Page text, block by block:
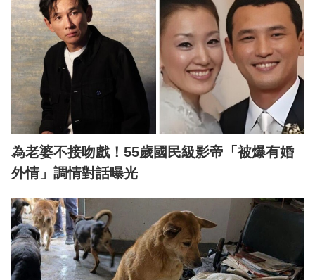
為老婆不接吻戲！55歲國民級影帝「被爆有婚
外情」調情對話曝光